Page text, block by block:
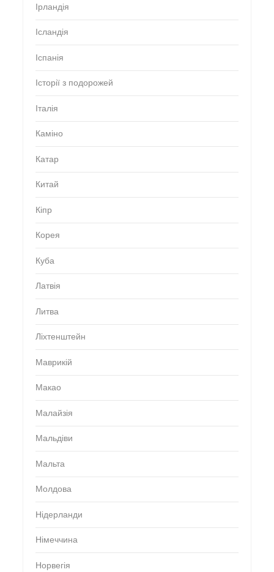
Ірландія
Ісландія
Іспанія
Історії з подорожей
Італія
Каміно
Катар
Китай
Кіпр
Корея
Куба
Латвія
Литва
Ліхтенштейн
Маврикій
Макао
Малайзія
Мальдіви
Мальта
Молдова
Нідерланди
Німеччина
Норвегія